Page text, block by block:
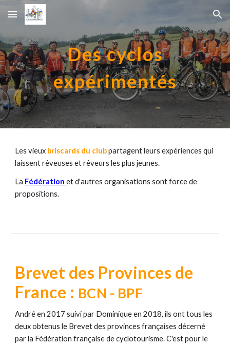
Skip to main content Skip to navigation
Des cyclos
expérimentés
Les vieux briscards du clubpartagent leurs expériences qui
laissent rêveuses et rêveurs les plus jeunes.
La Fédérationet d'autres organisations sont force de
propositions.
Brevet des Provinces de
France : BCN - BPF
André en 2017 suivi par Dominique en 2018, ils ont tous les
deux obtenus le Brevet des provinces françaises décerné
par la Fédération française de cyclotourisme. C'est pour le